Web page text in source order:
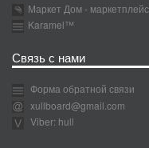
Маркет Дом -
Karamel™
Связь с нами
Форма обратной связи
xullboard@gmail.com
Viber: hull